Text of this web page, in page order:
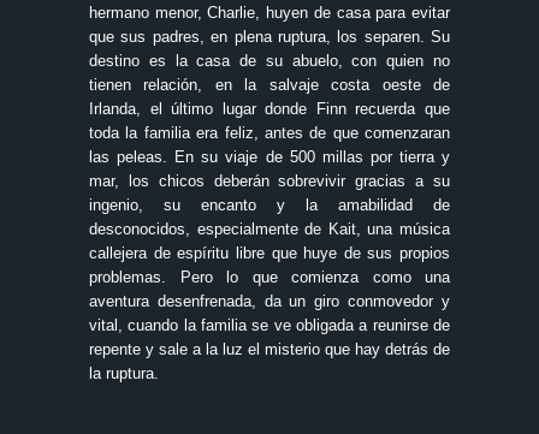
hermano menor, Charlie, huyen de casa para evitar
que sus padres, en plena ruptura, los separen. Su
destino es la casa de su abuelo, con quien no
tienen relación, en la salvaje costa oeste de
Irlanda, el último lugar donde Finn recuerda que
toda la familia era feliz, antes de que comenzaran
las peleas. En su viaje de 500 millas por tierra y
mar, los chicos deberán sobrevivir gracias a su
ingenio, su encanto y la amabilidad de
desconocidos, especialmente de Kait, una música
callejera de espíritu libre que huye de sus propios
problemas. Pero lo que comienza como una
aventura desenfrenada, da un giro conmovedor y
vital, cuando la familia se ve obligada a reunirse de
repente y sale a la luz el misterio que hay detrás de
la ruptura.